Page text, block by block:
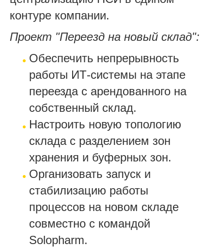
контуре компании.
Проект "Переезд на новый склад":
Обеспечить непрерывность
работы ИТ-системы на этапе
переезда с арендованного на
собственный склад.
Настроить новую топологию
склада с разделением зон
хранения и буферных зон.
Организовать запуск и
стабилизацию работы
процессов на новом складе
совместно с командой
Solopharm.